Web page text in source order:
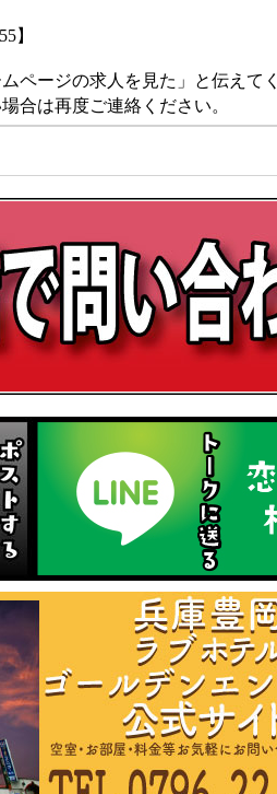
】
ページの求人を見た」と伝えて
合は再度ご連絡ください。